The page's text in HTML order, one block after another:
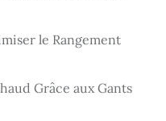
le Rangement
Grâce aux Gants